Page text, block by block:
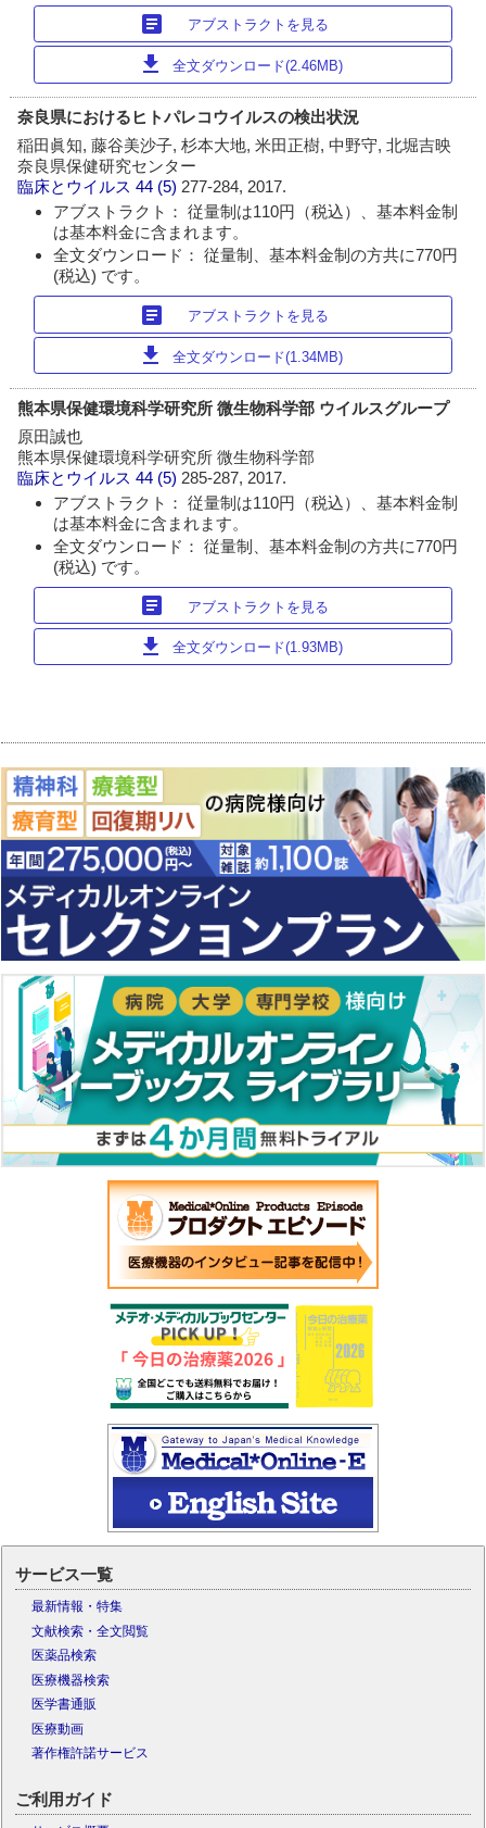
article アブストラクトを見る
download 全文ダウンロード(2.46MB)
奈良県におけるヒトパレコウイルスの検出状況
稲田眞知, 藤谷美沙子, 杉本大地, 米田正樹, 中野守, 北堀吉映
奈良県保健研究センター
臨床とウイルス 44 (5) 277-284, 2017.
アブストラクト： 従量制は110円（税込）、基本料金制
は基本料金に含まれます。
全文ダウンロード： 従量制、基本料金制の方共に770円
(税込) です。
article アブストラクトを見る
download 全文ダウンロード(1.34MB)
熊本県保健環境科学研究所 微生物科学部 ウイルスグループ
原田誠也
熊本県保健環境科学研究所 微生物科学部
臨床とウイルス 44 (5) 285-287, 2017.
アブストラクト： 従量制は110円（税込）、基本料金制
は基本料金に含まれます。
全文ダウンロード： 従量制、基本料金制の方共に770円
(税込) です。
article アブストラクトを見る
download 全文ダウンロード(1.93MB)
サービス一覧
最新情報・特集
文献検索・全文閲覧
医薬品検索
医療機器検索
医学書通販
医療動画
著作権許諾サービス
ご利用ガイド